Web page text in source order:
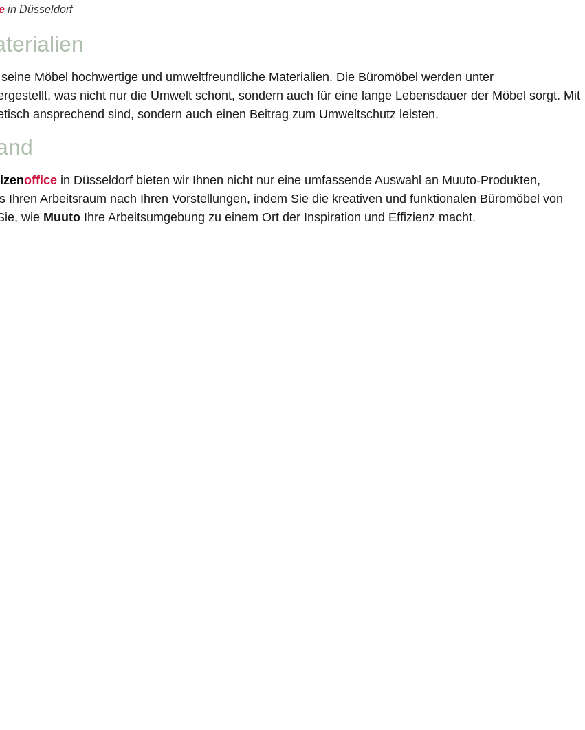
in Düsseldorf
Möbel hochwertige und umweltfreundliche Materialien. Die Büromöbel werden unter
was nicht nur die Umwelt schont, sondern auch für eine lange Lebensdauer der Möbel sorgt. Mit
ansprechend sind, sondern auch einen Beitrag zum Umweltschutz leisten.
office in Düsseldorf bieten wir Ihnen nicht nur eine umfassende Auswahl an Muuto-Produkten,
Arbeitsraum nach Ihren Vorstellungen, indem Sie die kreativen und funktionalen Büromöbel von
wie Muuto Ihre Arbeitsumgebung zu einem Ort der Inspiration und Effizienz macht.